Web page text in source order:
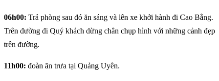
06h00: Trả phòng sau đó ăn sáng và lên xe khởi hành đi Cao Bằng.
Trên đường đi Quý khách dừng chân chụp hình với những cảnh đẹp
trên đường.
11h00: đoàn ăn trưa tại Quảng Uyên.